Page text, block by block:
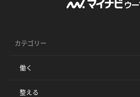
カテゴリー
働く
整える